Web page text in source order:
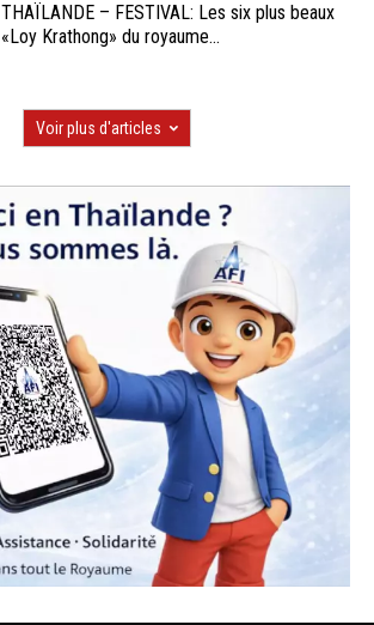
THAÏLANDE – FESTIVAL: Les six plus beaux
«Loy Krathong» du royaume...
Voir plus d'articles